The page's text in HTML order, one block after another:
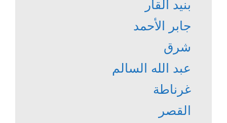
بنيد القار
جابر الأحمد
شرق
عبد الله السالم
غرناطة
القصر